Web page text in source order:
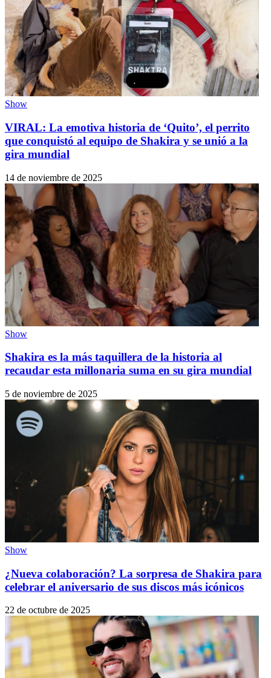
Show
VIRAL: La emotiva historia de ‘Quito’, el perrito
que conquistó al equipo de Shakira y se unió a la
gira mundial
14 de noviembre de 2025
Show
Shakira es la más taquillera de la historia al
recaudar esta millonaria suma en su gira mundial
5 de noviembre de 2025
Show
¿Nueva colaboración? La sorpresa de Shakira para
celebrar el aniversario de sus discos más icónicos
22 de octubre de 2025